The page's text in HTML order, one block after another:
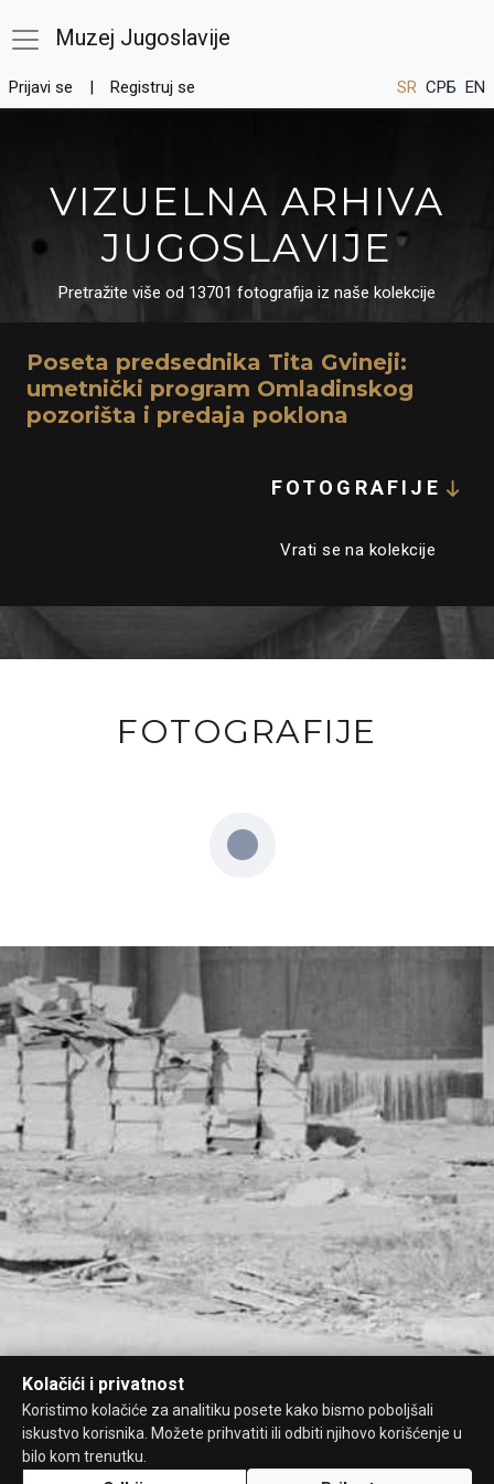
Muzej Jugoslavije
Prijavi se Registruj se SR СРБ EN
VIZUELNA ARHIVA
JUGOSLAVIJE
Pretražite više od 13701 fotografija iz naše kolekcije
Poseta predsednika Tita Gvineji:
umetnički program Omladinskog
pozorišta i predaja poklona
FOTOGRAFIJE
Vrati se na kolekcije
FOTOGRAFIJE
Kolačići i privatnost
Koristimo kolačiće za analitiku posete kako bismo poboljšali
iskustvo korisnika. Možete prihvatiti ili odbiti njihovo korišćenje u
bilo kom trenutku.